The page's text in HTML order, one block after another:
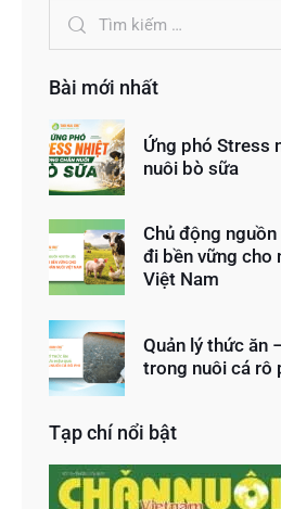
Bài mới nhất
Ứng phó Stress
nuôi bò sữa
Chủ động
đi bền vững cho
Việt Nam
Quản lý thức ăn
trong nuôi cá rô
Tạp chí nổi bật